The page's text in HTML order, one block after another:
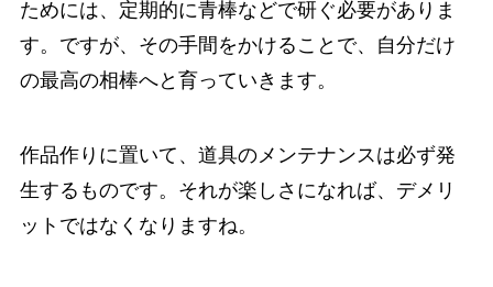
ためには、定期的に青棒などで研ぐ必要がありま
す。ですが、その手間をかけることで、自分だけ
の最高の相棒へと育っていきます。
作品作りに置いて、道具のメンテナンスは必ず発
生するものです。それが楽しさになれば、デメリ
ットではなくなりますね。